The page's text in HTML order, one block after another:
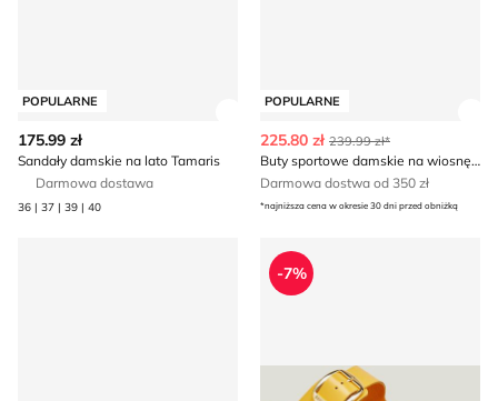
POPULARNE
175.99 zł
Sandały damskie na lato Tamaris
Darmowa dostawa
36 | 37 | 39 | 40
POPULARNE
225.80 zł 239.99 zł*
Buty sportowe damskie na wiosnę Puma
Darmowa dostwa od 350 zł
*najniższa cena w okresie 30 dni przed obniżką
Klapki damskie na lato
-7%